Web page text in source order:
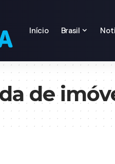
Início Brasil
de